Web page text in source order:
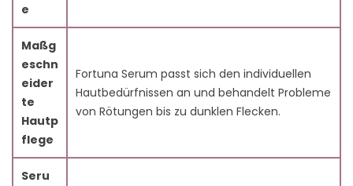
Ergebnisse anwenden?
9.7. Q7: Warum ist ein Patch-Test wichtig, bevor Sie
Fortuna Serum verwenden?
9.8. Q8: Wie sollte ich mein Fortuna Serum lagern?
9.9. Q9: Kann ich meine Feuchtigkeitscreme durch
Fortuna Serum ersetzen?
9.10. Q10: Wie lange sollte ich warten, um Ergebnisse
von Fortuna Serum zu sehen?
e
Maßg
eschn
eider
te
Hautp
flege
Fortuna Serum passt sich den individuellen
Hautbedürfnissen an und behandelt Probleme
von Rötungen bis zu dunklen Flecken.
Seru